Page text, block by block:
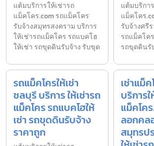
แต้มบริการให้เช่ารถ
แม็คโคร.com รถแม็คโคร
รับจ้างสมุทรสงคราม บริการ
ให้เช่ารถแม็คโคร รถแบคโฮ
ให้เช่า รถขุดดินรับจ้าง รับขุด
แต้มบริกา
แม็คโคร
รับจ้างศรี
รถแม็คโค
รถขุดดินรั
รถแม็คโครให้เช่า
ชลบุรี บริการ ให้เช่ารถ
แม็คโคร รถแบคโฮให้
เช่า รถขุดดินรับจ้าง
ราคาถูก
เช่าแม็
บริการ
แม็คโค
ลอกคล
สมุทรป